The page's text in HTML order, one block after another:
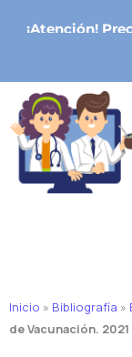
¡Atención!
Inicio » Bibliografía »
de Vacunación. 2021